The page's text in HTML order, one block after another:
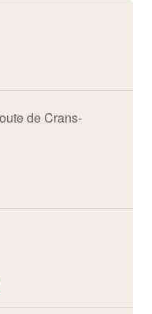
de Crans-